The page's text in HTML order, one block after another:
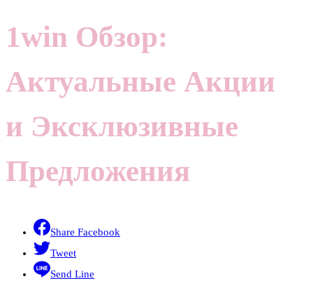
1win Обзор:
Актуальные Акции
и Эксклюзивные
Предложения
Share Facebook
Tweet
Send Line